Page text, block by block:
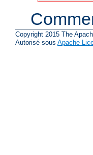
Copyright 2015 The
Autorisé sous Apache